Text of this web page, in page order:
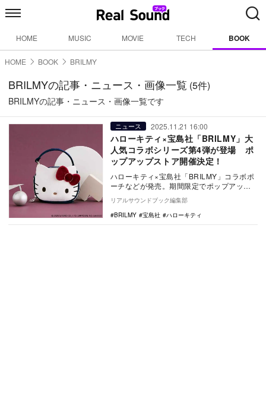
HOME MUSIC MOVIE TECH BOOK
HOME BOOK BRILMY
BRILMYの記事・ニュース・画像一覧 (5件)
BRILMYの記事・ニュース・画像一覧です
ニュース 2025.11.21 16:00
ハローキティ×宝島社「BRILMY」大
人気コラボシリーズ第4弾が登場 ポ
ップアップストア開催決定！
ハローキティ×宝島社「BRILMY」コラボポ
ーチなどが発売。期間限定でポップアップ
リアルサウンドブック編集部
BRILMY
宝島社 ハローキティ